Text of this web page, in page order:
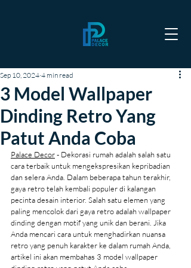
3 Model Wallpaper
Dinding Retro Yang
Patut Anda Coba
Sep 10, 2024 4 min read
Palace Decor - Dekorasi rumah adalah salah satu
cara terbaik untuk mengekspresikan kepribadian
dan selera Anda. Dalam beberapa tahun terakhir,
gaya retro telah kembali populer di kalangan
pecinta desain interior. Salah satu elemen yang
paling mencolok dari gaya retro adalah wallpaper
dinding dengan motif yang unik dan berani. Jika
Anda mencari cara untuk menghadirkan nuansa
retro yang penuh karakter ke dalam rumah Anda,
artikel ini akan membahas 3 model wallpaper